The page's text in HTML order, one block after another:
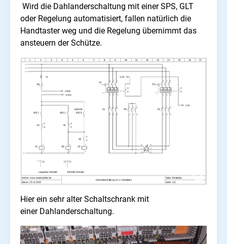
Wird die Dahlanderschaltung mit einer SPS, GLT
oder Regelung automatisiert, fallen natürlich die
Handtaster weg und die Regelung übernimmt das
ansteuern der Schütze.
Hier ein sehr alter Schaltschrank mit
einer Dahlanderschaltung.